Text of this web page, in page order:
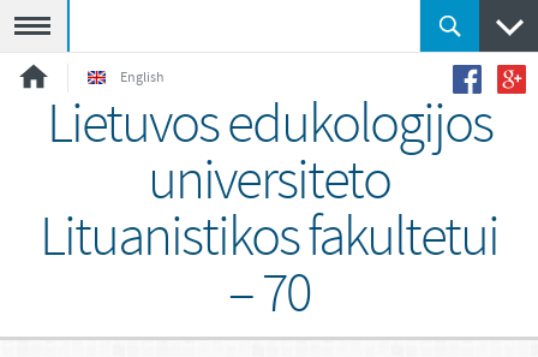
English
Lietuvos edukologijos
universiteto
Lituanistikos fakultetui
– 70